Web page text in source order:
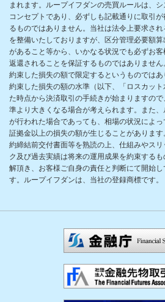
まれます。ループイフダンの売買ルールは、
コンセプトであり、必ずしも記載通りに取引
るものではありません。当社は法令上要求さ
を整備いたしておりますが、区分管理必要額
があること等から、いかなる状況でも必ずお
返還されることを保証するものではありませ
約束した損失の額で限定するというものでは
約束した損失の額の水準（以下、「ロスカッ
た時点から決済取引の手続きが始まりますの
準より大きくなる場合が考えられます。また、
が行われた場合であっても、相場の状況によ
証拠金以上の損失の額が生じることがありま
約締結前交付書面等を熟読の上、仕組みやス
ク及び過去実績は将来の運用成果を約束する
解頂き、お客様ご自身の責任と判断にて開始
す。ループイフダンは、当社の登録商標です。